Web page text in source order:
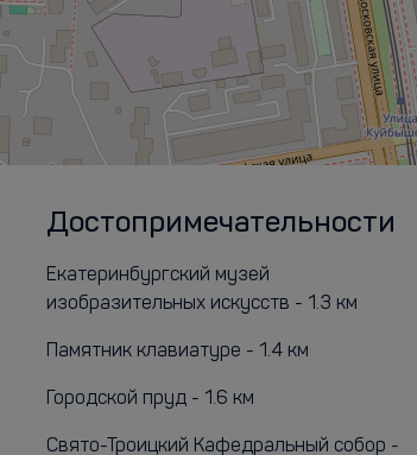
Достопримечательности
Екатеринбургский музей
изобразительных искусств - 1.3 км
Памятник клавиатуре - 1.4 км
Городской пруд - 1.6 км
Свято-Троицкий Кафедральный собор -